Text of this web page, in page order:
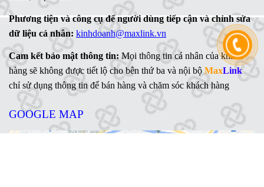
Mục đích và phạm vi thu thập thông tin:Thông tin cơ bản của
khách hàng được thu thập chỉ dùng để phục vụ cho việc bán hàng
và chăm sóc khách hàng
Phạm vi sử dụng thông tin:Nội bộ công tyMaxLink
Thời gian lưu trữ thông tin:05 năm kể từ ngày khách hàng
không liên lạc
Địa chỉ của đơn vị thu thập và quản lý thông tin:
Số 27